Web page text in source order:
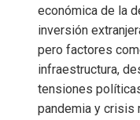
económica de la
inversión
pero factores
infraestructura,
tensiones
pandemia y crisis